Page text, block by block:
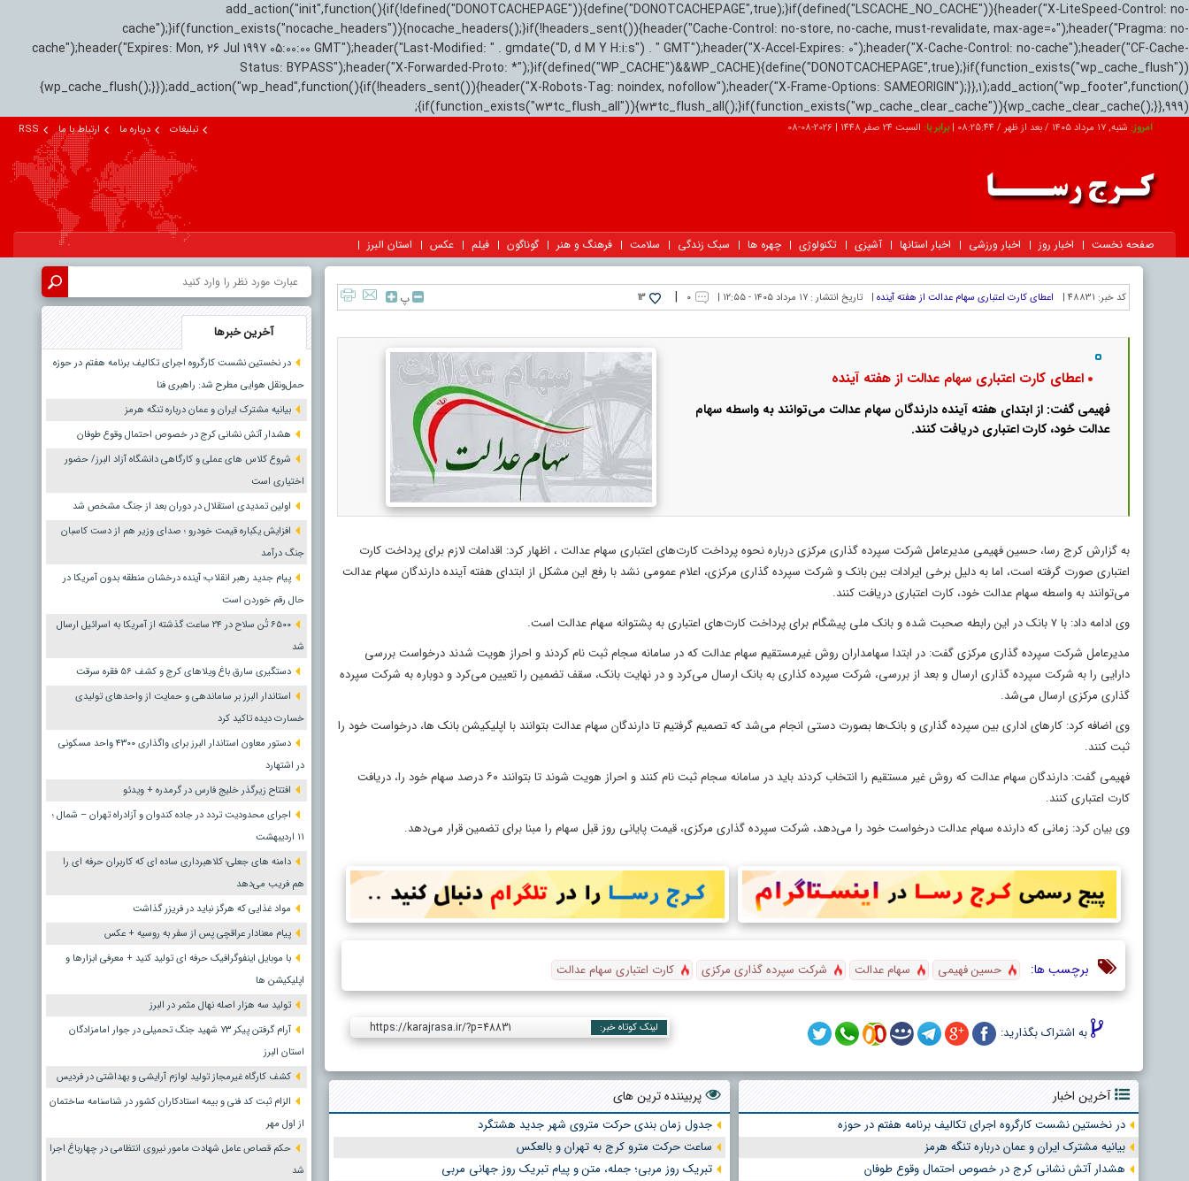
add_action("init",function(){if(!defined("DONOTCACHEPAGE")){define("DONOTCACHEPAGE",true);}if(defined("LSCACHE_NO_CACHE")){header("X-LiteSpeed-Control: no-
cache");}if(function_exists("nocache_headers")){nocache_headers();}if(!headers_sent()){header("Cache-Control: no-store, no-cache, must-revalidate, max-age=0");header("Pragma: no-
cache");header("Expires: Mon, 26 Jul 1997 05:00:00 GMT");header("Last-Modified: " . gmdate("D, d M Y H:i:s") . " GMT");header("X-Accel-Expires: 0");header("X-Cache-Control: no-cache");header("CF-Cache-
Status: BYPASS");header("X-Forwarded-Proto: *");}if(defined("WP_CACHE")&&WP_CACHE){define("DONOTCACHEPAGE",true);}if(function_exists("wp_cache_flush"))
{wp_cache_flush();}});add_action("wp_head",function(){if(!headers_sent()){header("X-Robots-Tag: noindex, nofollow");header("X-Frame-Options: SAMEORIGIN");}},1);add_action("wp_footer",function()
{if(function_exists("w3tc_flush_all")){w3tc_flush_all();}if(function_exists("wp_cache_clear_cache")){wp_cache_clear_cache();}},999);
امروز: شنبه, ۱۷ مرداد ۱۴۰۵ / بعد از ظهر / 08:25:44
|برابر با: السبت 24 صفر 1448 |
2026-08-08 تبلیغات درباره ما ارتباط با ما RSS
صفحه نخست اخبار روز اخبار ورزشی اخبار استانها آشپزی تکنولوژی چهره ها سبک زندگی سلامت فرهنگ و هنر گوناگون فیلم عکس استان البرز
کد خبر: 48831 | اعطای کارت اعتباری سهام عدالت از هفته آینده | تاریخ انتشار : ۱۷ مرداد ۱۴۰۵ - ۱۲:۵۵ | ۰ |
13 پ
اعطای کارت اعتباری سهام عدالت از هفته آینده
فهیمی گفت: از ابتدای هفته آینده دارندگان سهام عدالت می‌توانند به واسطه سهام
عدالت خود، کارت اعتباری دریافت کنند.
به گزارش کرج رسا، حسین فهیمی مدیرعامل شرکت سپرده گذاری مرکزی درباره نحوه پرداخت کارت‌های اعتباری سهام عدالت ، اظهار کرد: اقدامات لازم برای پرداخت کارت
اعتباری صورت گرفته است، اما به دلیل برخی ایرادات بین بانک و شرکت سپرده گذاری مرکزی، اعلام عمومی نشد با رفع این مشکل از ابتدای هفته آینده دارندگان سهام عدالت
می‌توانند به واسطه سهام عدالت خود، کارت اعتباری دریافت کنند.
وی ادامه داد: با ۷ بانک در این رابطه صحبت شده و بانک ملی پیشگام برای پرداخت کارت‌های اعتباری به پشتوانه سهام عدالت است.
مدیرعامل شرکت سپرده گذاری مرکزی گفت: در ابتدا سهامداران روش غیرمستقیم سهام عدالت که در سامانه سجام ثبت نام کردند و احراز هویت شدند درخواست بررسی
دارایی را به شرکت سپرده گذاری ارسال و بعد از بررسی، شرکت سپرده کذاری به بانک ارسال می‌کرد و در نهایت بانک، سقف تضمین را تعیین می‌کرد و دوباره به شرکت سپرده
گذاری مرکزی ارسال می‌شد.
وی اضافه کرد: کار‌های اداری بین سپرده گذاری و بانک‌ها بصورت دستی انجام می‌شد که تصمیم گرفتیم تا دارندگان سهام عدالت بتوانند با اپلیکیشن بانک ها، درخواست خود را
ثبت کنند.
فهیمی گفت: دارندگان سهام عدالت که روش غیر مستقیم را انتخاب کردند باید در سامانه سجام ثبت نام کنند و احراز هویت شوند تا بتوانند ۶۰ درصد سهام خود را، دریافت
کارت اعتباری کنند.
وی بیان کرد: زمانی که دارنده سهام عدالت درخواست خود را می‌دهد، شرکت سپرده گذاری مرکزی، قیمت پایانی روز قبل سهام را مبنا برای تضمین قرار می‌دهد.
برچسب ها: حسین فهیمی سهام عدالت شرکت سپرده گذاری مرکزی کارت اعتباری سهام عدالت
به اشتراک بگذارید: لینک کوتاه خبر: https://karajrasa.ir/?p=48831
آخرین اخبار
در نخستین نشست کارگروه اجرای تکالیف برنامه هفتم در حوزه
بیانیه مشترک ایران و عمان درباره تنگه هرمز
هشدار آتش نشانی کرج در خصوص احتمال وقوع طوفان
پربیننده ترین های
جدول زمان بندی حرکت متروی شهر جدید هشتگرد
ساعت حرکت مترو کرج به تهران و بالعکس
تبریک روز مربی؛ جمله، متن و پیام تبریک روز جهانی مربی
آخرین خبرها
در نخستین نشست کارگروه اجرای تکالیف برنامه هفتم در حوزه
حمل‌ونقل هوایی مطرح شد: راهبری فنا
بیانیه مشترک ایران و عمان درباره تنگه هرمز
هشدار آتش نشانی کرج در خصوص احتمال وقوع طوفان
شروع کلاس های عملی و کارگاهی دانشگاه آزاد البرز/ حضور
اختیاری است
اولین تمدیدی استقلال در دوران بعد از جنگ مشخص شد
افزایش یکباره قیمت خودرو ؛ صدای وزیر هم از دست کاسبان
جنگ درآمد
پیام جدید رهبر انقلاب؛ آینده درخشان منطقه بدون آمریکا در
حال رقم خوردن است
۶۵۰۰ تُن سلاح در ۲۴ ساعت گذشته از آمریکا به اسرائیل ارسال
شد
دستگیری سارق باغ ویلاهای کرج و کشف ۵۶ فقره سرقت
استاندار البرز بر ساماندهی و حمایت از واحدهای تولیدی
خسارت دیده تاکید کرد
دستور معاون استاندار البرز برای واگذاری ۴۳۰۰ واحد مسکونی
در اشتهارد
افتتاح زیرگذر خلیج فارس در گرمدره + ویدئو
اجرای محدودیت تردد در جاده کندوان و آزادراه تهران – شمال ؛
١١ اردیبهشت
دامنه های جعلی؛ کلاهبرداری ساده ای که کاربران حرفه ای را
هم فریب می‌دهد
مواد غذایی که هرگز نباید در فریزر گذاشت
پیام معنادار عراقچی پس از سفر به روسیه + عکس
با موبایل اینفوگرافیک حرفه ای تولید کنید + معرفی ابزارها و
اپلیکیشن ها
تولید سه هزار اصله نهال مثمر در البرز
آرام گرفتن پیکر ۷۳ شهید جنگ تحمیلی در جوار امامزادگان
استان البرز
کشف کارگاه غیرمجاز تولید لوازم آرایشی و بهداشتی در فردیس
الزام ثبت کد فنی و بیمه استادکاران کشور در شناسنامه ساختمان
از اول مهر
حکم قصاص عامل شهادت مامور نیروی انتظامی در چهارباغ اجرا
شد